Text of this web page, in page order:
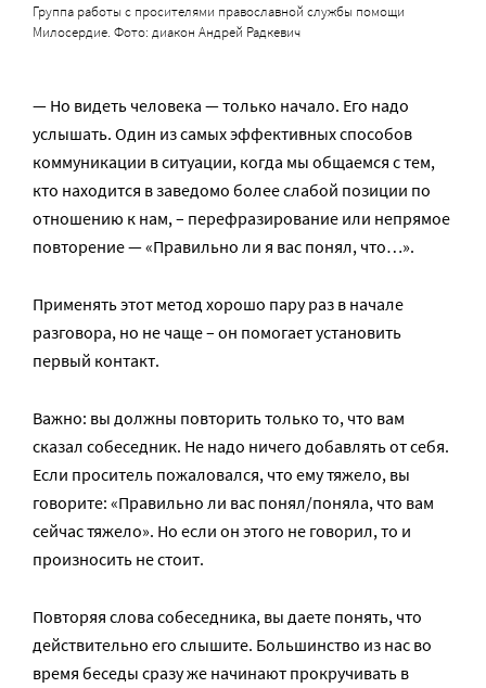
Группа работы с просителями православной службы помощи
Милосердие. Фото: диакон Андрей Радкевич
— Но видеть человека — только начало. Его надо
услышать. Один из самых эффективных способов
коммуникации в ситуации, когда мы общаемся с тем,
кто находится в заведомо более слабой позиции по
отношению к нам, – перефразирование или непрямое
повторение — «Правильно ли я вас понял, что…».
Применять этот метод хорошо пару раз в начале
разговора, но не чаще – он помогает установить
первый контакт.
Важно: вы должны повторить только то, что вам
сказал собеседник. Не надо ничего добавлять от себя.
Если проситель пожаловался, что ему тяжело, вы
говорите: «Правильно ли вас понял/поняла, что вам
сейчас тяжело». Но если он этого не говорил, то и
произносить не стоит.
Повторяя слова собеседника, вы даете понять, что
действительно его слышите. Большинство из нас во
время беседы сразу же начинают прокручивать в